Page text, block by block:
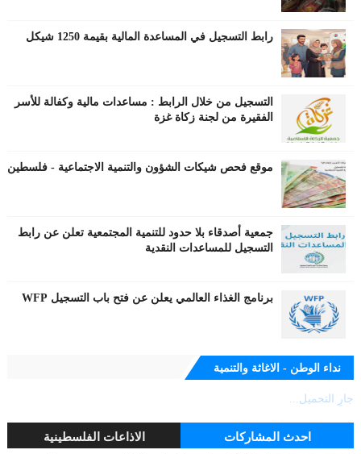
رابط التسجيل في المساعدة المالية بقيمة 1250 شيكل
التسجيل من خلال الرابط : مساعدات مالية وكفالة للأسر
الفقيرة من لجنة زكاة غزة
موقع فحص شيكات الشؤون والتنمية الاجتماعية - فلسطين
جمعية أصدقاء بلا حدود للتنمية المجتمعية تعلن عن رابط
التسجيل للمساعدات النقدية
برنامج الغذاء العالمي يعلن عن فتح باب التسجيل WFP
نداء الوطن - الاغاثة والتنمية
جارٍ التحميل...
احدث المشاركات الاذاعات الفلسطينية